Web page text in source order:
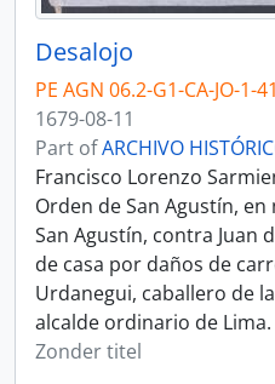
Desalojo
PE AGN 06.2-G1-CA-JO-1-
1679-08-11
Part ofARCHIVO
Francisco Lorenzo
Orden de San Agustín,
San Agustín, contra Juan
de casa por daños de
Urdanegui, caballero de
alcalde ordinario de Lima.
Zonder titel